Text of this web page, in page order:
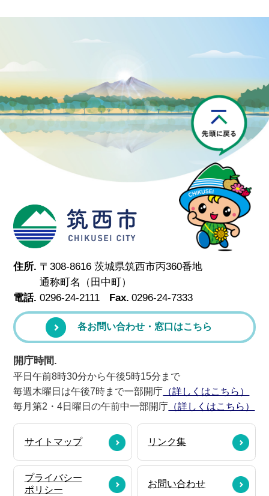
筑西市
住所. 〒308-8616 茨城県筑西市丙360番地
通称町名（田中町）
電話. 0296-24-2111 Fax. 0296-24-7333
各お問い合わせ・窓口はこちら
開庁時間.
平日午前8時30分から午後5時15分まで
毎週木曜日は午後7時まで一部開庁 （詳しくはこちら）
毎月第2・4日曜日の午前中一部開庁 （詳しくはこちら）
サイトマップ リンク集
プライバシー
ポリシー
お問い合わせ